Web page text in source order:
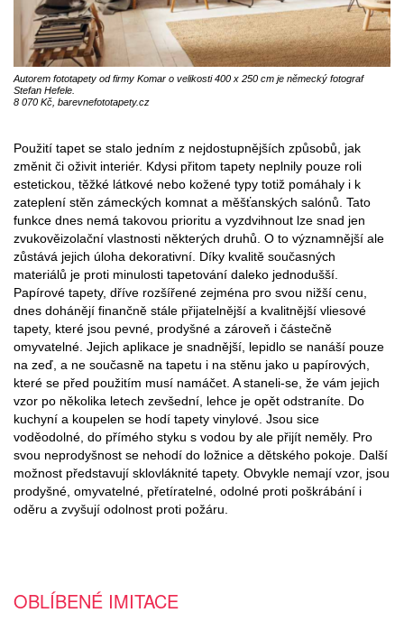
Autorem fototapety od firmy Komar o velikosti 400 x 250 cm je německý fotograf
Stefan Hefele.
8 070 Kč, barevnefototapety.cz
Použití tapet se stalo jedním z nejdostupnějších způsobů, jak
změnit či oživit interiér. Kdysi přitom tapety neplnily pouze roli
estetickou, těžké látkové nebo kožené typy totiž pomáhaly i k
zateplení stěn zámeckých komnat a měšťanských salónů. Tato
funkce dnes nemá takovou prioritu a vyzdvihnout lze snad jen
zvukověizolační vlastnosti některých druhů. O to významnější ale
zůstává jejich úloha dekorativní. Díky kvalitě současných
materiálů je proti minulosti tapetování daleko jednodušší.
Papírové tapety, dříve rozšířené zejména pro svou nižší cenu,
dnes dohánějí finančně stále přijatelnější a kvalitnější vliesové
tapety, které jsou pevné, prodyšné a zároveň i částečně
omyvatelné. Jejich aplikace je snadnější, lepidlo se nanáší pouze
na zeď, a ne současně na tapetu i na stěnu jako u papírových,
které se před použitím musí namáčet. A staneli-se, že vám jejich
vzor po několika letech zevšední, lehce je opět odstraníte. Do
kuchyní a koupelen se hodí tapety vinylové. Jsou sice
voděodolné, do přímého styku s vodou by ale přijít neměly. Pro
svou neprodyšnost se nehodí do ložnice a dětského pokoje. Další
možnost představují sklovláknité tapety. Obvykle nemají vzor, jsou
prodyšné, omyvatelné, přetíratelné, odolné proti poškrábání i
oděru a zvyšují odolnost proti požáru.
OBLÍBENÉ IMITACE